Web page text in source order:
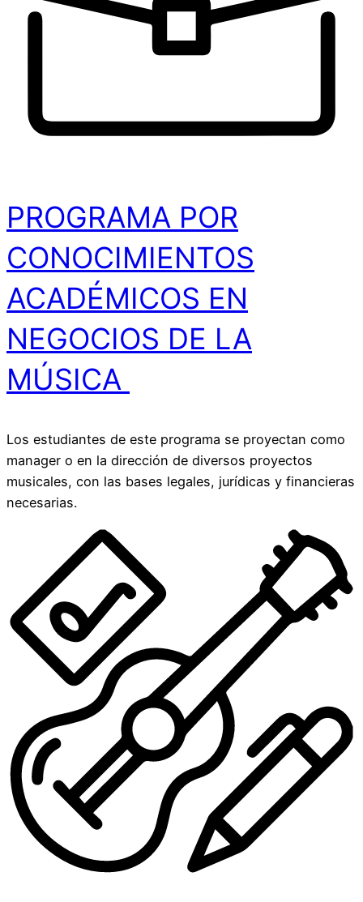
PROGRAMA POR
CONOCIMIENTOS
ACADÉMICOS EN
NEGOCIOS DE LA
MÚSICA ​
Los estudiantes de este programa se proyectan como
manager o en la dirección de diversos proyectos
musicales, con las bases legales, jurídicas y financieras
necesarias.